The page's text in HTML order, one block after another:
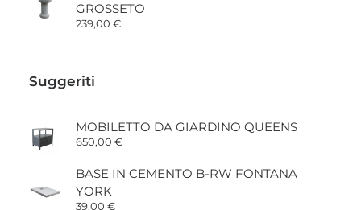
GROSSETO
239,00 €
Suggeriti
MOBILETTO DA GIARDINO QUEENS
650,00 €
BASE IN CEMENTO B-RW FONTANA
YORK
39,00 €